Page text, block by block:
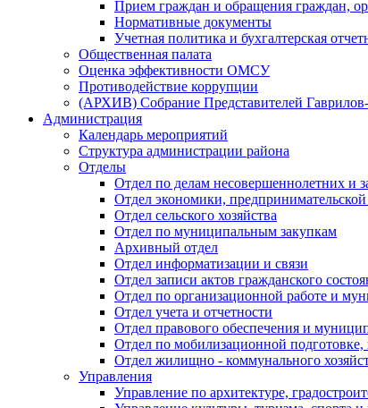
Прием граждан и обращения граждан,
Нормативные документы
Учетная политика и бухгалтерская
Общественная палата
Оценка эффективности ОМСУ
Противодействие коррупции
(АРХИВ) Собрание Представителей
Администрация
Календарь мероприятий
Структура администрации района
Отделы
Отдел по делам несовершеннолетних и
Отдел экономики, предпринимательской
Отдел сельского хозяйства
Отдел по муниципальным закупкам
Архивный отдел
Отдел информатизации и связи
Отдел записи актов гражданского
Отдел по организационной работе и
Отдел учета и отчетности
Отдел правового обеспечения и
Отдел по мобилизационной
Отдел жилищно - коммунального
Управления
Управление по архитектуре,